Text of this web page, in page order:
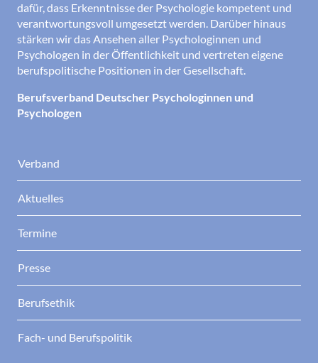
dafür, dass Erkenntnisse der Psychologie kompetent und
verantwortungsvoll umgesetzt werden. Darüber hinaus
stärken wir das Ansehen aller Psychologinnen und
Psychologen in der Öffentlichkeit und vertreten eigene
berufspolitische Positionen in der Gesellschaft.
Berufsverband Deutscher Psychologinnen und
Psychologen
Verband
Aktuelles
Termine
Presse
Berufsethik
Fach- und Berufspolitik